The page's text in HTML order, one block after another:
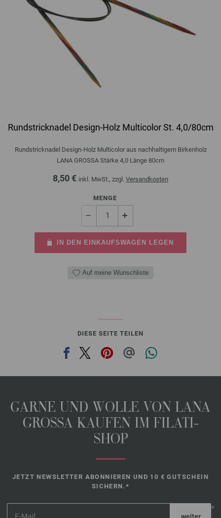
Rundstricknadel Design-Holz Multicolor St. 4,0/80cm
Rundstricknadel Design-Holz Multicolor aus nachhaltigem Birkenholz
LANA GROSSA Stärke 4,0 Länge 80cm
8,50 € inkl. MwSt., zzgl. Versandkosten
MENGE
IN DEN EINKAUFSWAGEN LEGEN
Auf meine Wunschliste
DIESE SEITE TEILEN
GARNE UND WOLLE VON LANA
GROSSA KAUFEN IM FILATI-
SHOP
JETZT NEWSLETTER ABONNIEREN UND 10 € GUTSCHEIN
SICHERN.*
*